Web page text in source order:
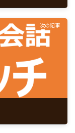
次の記事